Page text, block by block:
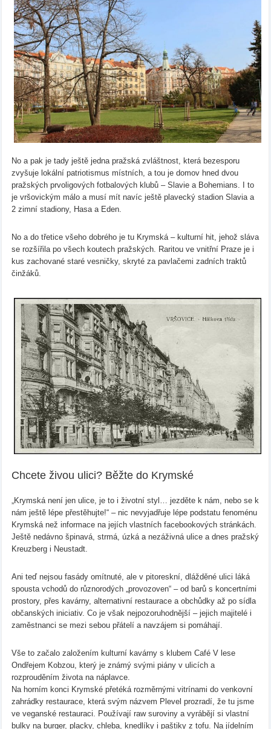
No a pak je tady ještě jedna pražská zvláštnost, která bezesporu
zvyšuje lokální patriotismus místních, a tou je domov hned dvou
pražských prvoligových fotbalových klubů – Slavie a Bohemians. I to
je vršovickým málo a musí mít navíc ještě plavecký stadion Slavia a
2 zimní stadiony, Hasa a Eden.
No a do třetice všeho dobrého je tu Krymská – kulturní hit, jehož sláva
se rozšířila po všech koutech pražských. Raritou ve vnitřní Praze je i
kus zachované staré vesničky, skryté za pavlačemi zadních traktů
činžáků.
Chcete živou ulici? Běžte do Krymské
„Krymská není jen ulice, je to i životní styl… jezděte k nám, nebo se k
nám ještě lépe přestěhujte!“ – nic nevyjadřuje lépe podstatu fenoménu
Krymská než informace na jejích vlastních facebookových stránkách.
Ještě nedávno špinavá, strmá, úzká a nezáživná ulice a dnes pražský
Kreuzberg i Neustadt.
Ani teď nejsou fasády omítnuté, ale v pitoreskní, dlážděné ulici láká
spousta vchodů do různorodých „provozoven“ – od barů s koncertními
prostory, přes kavárny, alternativní restaurace a obchůdky až po sídla
občanských iniciativ. Co je však nejpozoruhodnější – jejich majitelé i
zaměstnanci se mezi sebou přátelí a navzájem si pomáhají.
Vše to začalo založením kulturní kavárny s klubem Café V lese
Ondřejem Kobzou, který je známý svými piány v ulicích a
rozprouděním života na náplavce.
Na horním konci Krymské přetéká rozměrnými vitrínami do venkovní
zahrádky restaurace, která svým názvem Plevel prozradí, že tu jsme
ve veganské restauraci. Používají raw suroviny a vyrábějí si vlastní
bulky na burger, placky, chleba, knedlíky i paštiky z tofu. Na jídelním